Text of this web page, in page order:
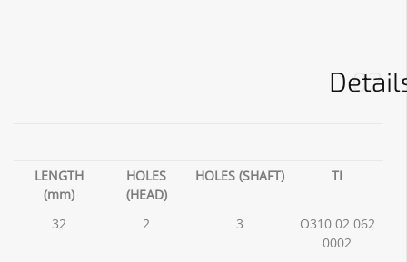
02
TI
HOLES (SHAFT)
HOLES
(HEAD)
LENGTH
(mm)
O310 02 062
0002
3
2
32